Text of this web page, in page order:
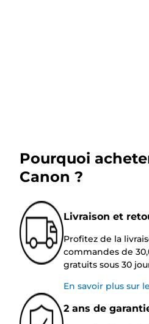
Pourquoi
Canon ?
Livraison et
Profitez de la
commandes de
gratuits sous 30
En savoir plus sur
2 ans de